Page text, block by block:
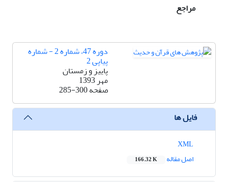
مراجع
دوره 47، شماره 2 - شماره
پیاپی 2
پاییز و زمستان
مهر 1393
صفحه285-300
فایل ها
اصل مقاله
166.32 K